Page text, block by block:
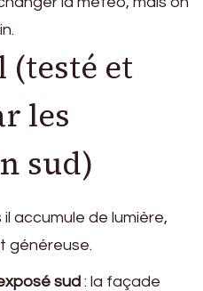
(testé et
les
sud)
il accumule de lumière,
généreuse.
sud: la façade